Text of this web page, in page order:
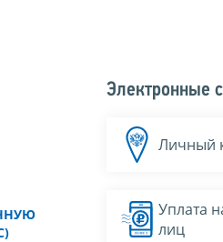
Электронные
Личный
Уплата
лиц